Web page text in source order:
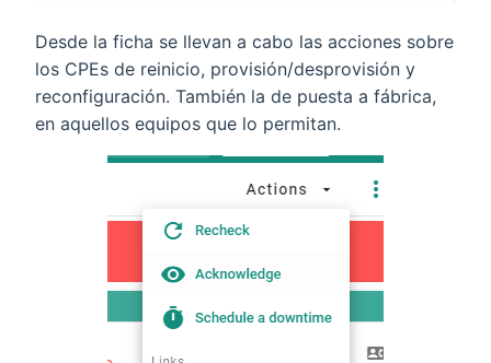
Desde la ficha se llevan a cabo las acciones sobre
los CPEs de reinicio, provisión/desprovisión y
reconfiguración. También la de puesta a fábrica,
en aquellos equipos que lo permitan.